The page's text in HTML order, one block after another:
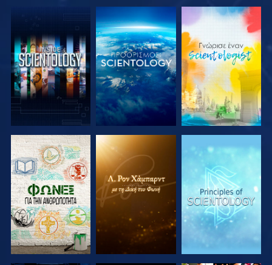
ΕΞΕΡΕΥΝΗΣΤΕ
ΤΗ ΣΕΙΡΑ
ΕΞΕΡΕΥΝΗΣΤΕ
ΤΗ ΣΕΙΡΑ
ΕΞΕΡΕΥΝΗΣΤΕ
ΤΗ ΣΕΙΡΑ